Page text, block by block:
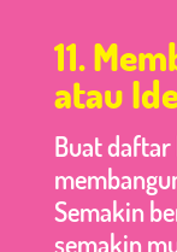
11.
atau
Buat
Semakin
semakin